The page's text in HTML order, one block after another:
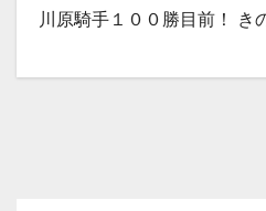
川原騎手１００勝目前！ き